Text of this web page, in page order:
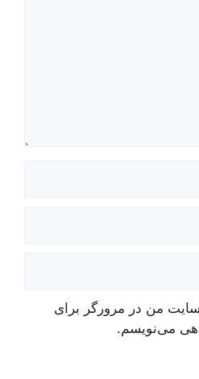
من در مرورگر برای
می‌نویسم.